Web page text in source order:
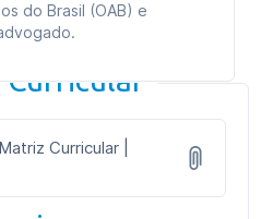
do Brasil (OAB) e
Curricular |